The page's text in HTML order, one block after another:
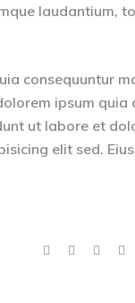
laudantium,
consequuntur
ipsum quia
ut labore et
elit sed.